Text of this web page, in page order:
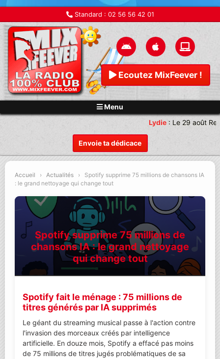
Standard : 02 56 56 42 01
Ecoutez MixFeever !
Menu
Envoie ta dédicace
Lydie: Le 29 août
Accueil › Actualités ›
Spotify supprime 75 millions de chansons IA
: le grand nettoyage qui change tout
Spotify supprime 75 millions de
chansons IA : le grand nettoyage
qui change tout
Spotify fait le ménage : 75 millions de
titres générés par IA supprimés
Le géant du streaming musical passe à l'action contre
l'invasion des morceaux créés par intelligence
artificielle. En douze mois, Spotify a effacé pas moins
de 75 millions de titres jugés problématiques de sa